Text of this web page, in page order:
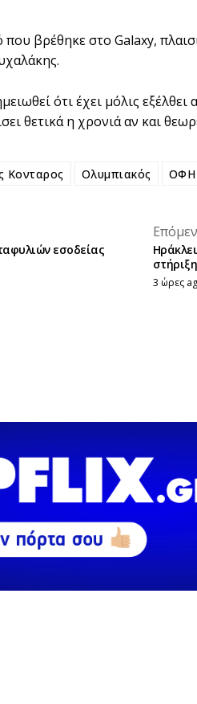
βρέθηκε στο Galaxy,
ότι έχει μόλις
θετικά η χρονιά αν και
Κονταρος Ολυμπιακός ΟΦΗ
εσοδείας
3 ώρες